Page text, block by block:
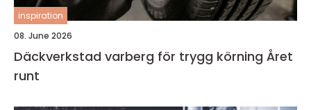
inspiration
08. June 2026
Däckverkstad varberg för trygg körning Året
runt